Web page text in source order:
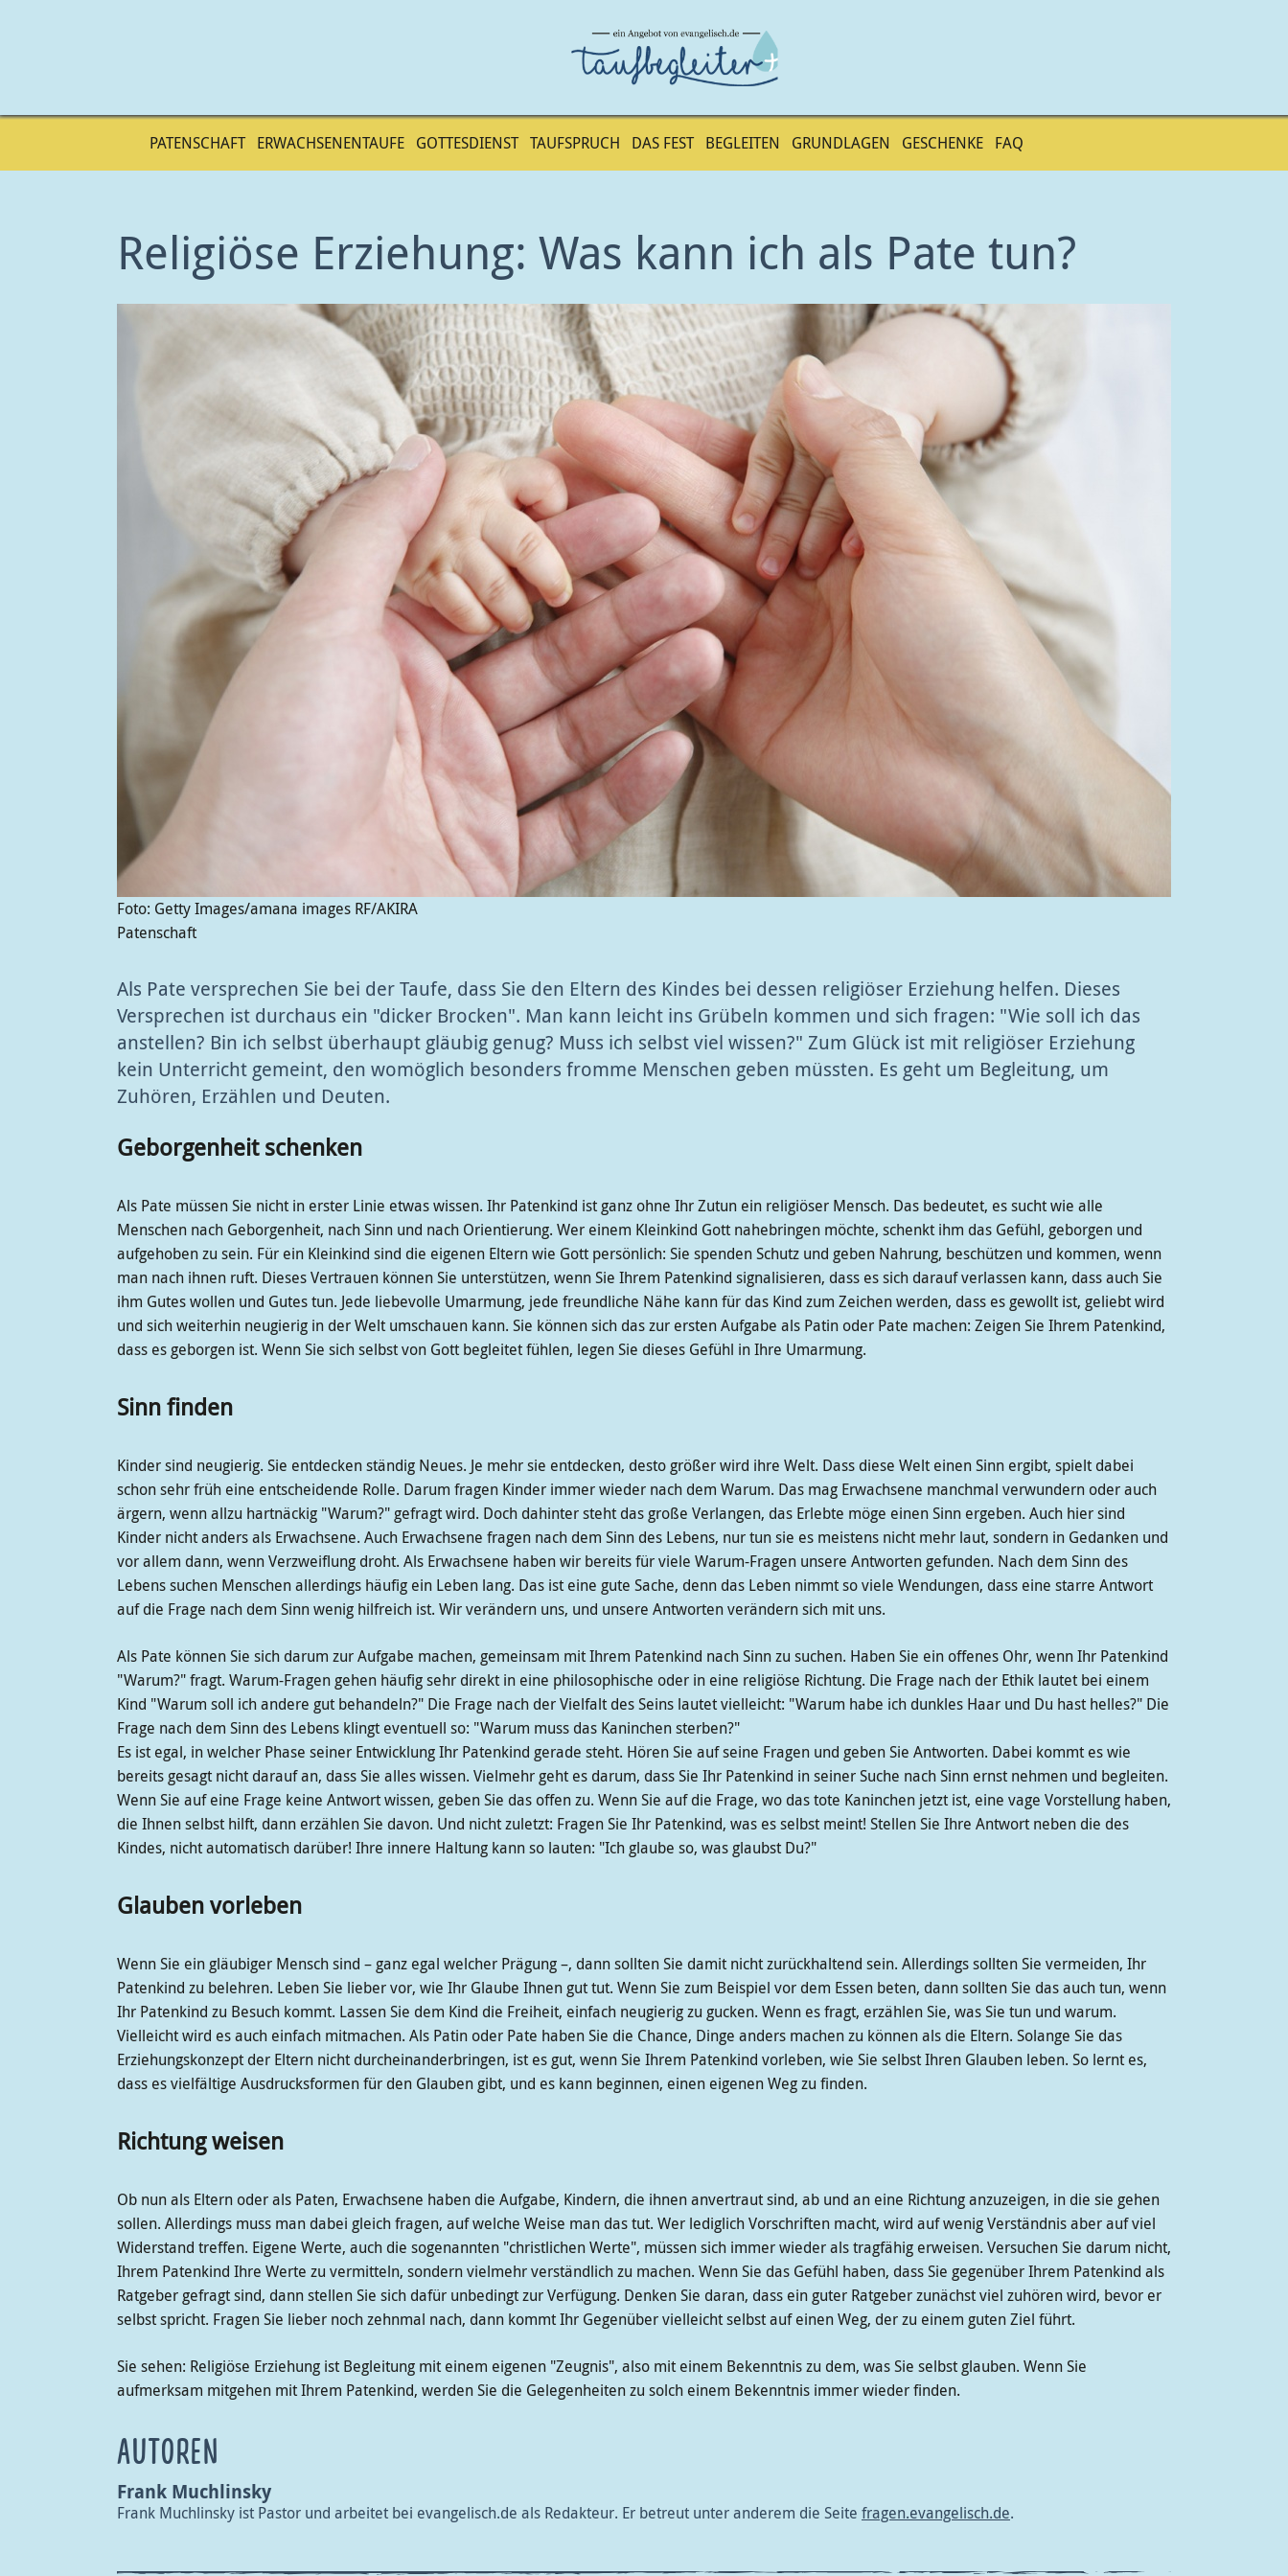
PATENSCHAFT ERWACHSENENTAUFE GOTTESDIENST TAUFSPRUCH DAS FEST BEGLEITEN GRUNDLAGEN GESCHENKE FAQ
Religiöse Erziehung: Was kann ich als Pate tun?
Foto: Getty Images/amana images RF/AKIRA
Patenschaft
Als Pate versprechen Sie bei der Taufe, dass Sie den Eltern des Kindes bei dessen religiöser Erziehung helfen. Dieses
Versprechen ist durchaus ein "dicker Brocken". Man kann leicht ins Grübeln kommen und sich fragen: "Wie soll ich das
anstellen? Bin ich selbst überhaupt gläubig genug? Muss ich selbst viel wissen?" Zum Glück ist mit religiöser Erziehung
kein Unterricht gemeint, den womöglich besonders fromme Menschen geben müssten. Es geht um Begleitung, um
Zuhören, Erzählen und Deuten.
Geborgenheit schenken
Als Pate müssen Sie nicht in erster Linie etwas wissen. Ihr Patenkind ist ganz ohne Ihr Zutun ein religiöser Mensch. Das bedeutet, es sucht wie alle
Menschen nach Geborgenheit, nach Sinn und nach Orientierung. Wer einem Kleinkind Gott nahebringen möchte, schenkt ihm das Gefühl, geborgen und
aufgehoben zu sein. Für ein Kleinkind sind die eigenen Eltern wie Gott persönlich: Sie spenden Schutz und geben Nahrung, beschützen und kommen, wenn
man nach ihnen ruft. Dieses Vertrauen können Sie unterstützen, wenn Sie Ihrem Patenkind signalisieren, dass es sich darauf verlassen kann, dass auch Sie
ihm Gutes wollen und Gutes tun. Jede liebevolle Umarmung, jede freundliche Nähe kann für das Kind zum Zeichen werden, dass es gewollt ist, geliebt wird
und sich weiterhin neugierig in der Welt umschauen kann. Sie können sich das zur ersten Aufgabe als Patin oder Pate machen: Zeigen Sie Ihrem Patenkind,
dass es geborgen ist. Wenn Sie sich selbst von Gott begleitet fühlen, legen Sie dieses Gefühl in Ihre Umarmung.
Sinn finden
Kinder sind neugierig. Sie entdecken ständig Neues. Je mehr sie entdecken, desto größer wird ihre Welt. Dass diese Welt einen Sinn ergibt, spielt dabei
schon sehr früh eine entscheidende Rolle. Darum fragen Kinder immer wieder nach dem Warum. Das mag Erwachsene manchmal verwundern oder auch
ärgern, wenn allzu hartnäckig "Warum?" gefragt wird. Doch dahinter steht das große Verlangen, das Erlebte möge einen Sinn ergeben. Auch hier sind
Kinder nicht anders als Erwachsene. Auch Erwachsene fragen nach dem Sinn des Lebens, nur tun sie es meistens nicht mehr laut, sondern in Gedanken und
vor allem dann, wenn Verzweiflung droht. Als Erwachsene haben wir bereits für viele Warum-Fragen unsere Antworten gefunden. Nach dem Sinn des
Lebens suchen Menschen allerdings häufig ein Leben lang. Das ist eine gute Sache, denn das Leben nimmt so viele Wendungen, dass eine starre Antwort
auf die Frage nach dem Sinn wenig hilfreich ist. Wir verändern uns, und unsere Antworten verändern sich mit uns.
Als Pate können Sie sich darum zur Aufgabe machen, gemeinsam mit Ihrem Patenkind nach Sinn zu suchen. Haben Sie ein offenes Ohr, wenn Ihr Patenkind
"Warum?" fragt. Warum-Fragen gehen häufig sehr direkt in eine philosophische oder in eine religiöse Richtung. Die Frage nach der Ethik lautet bei einem
Kind "Warum soll ich andere gut behandeln?" Die Frage nach der Vielfalt des Seins lautet vielleicht: "Warum habe ich dunkles Haar und Du hast helles?" Die
Frage nach dem Sinn des Lebens klingt eventuell so: "Warum muss das Kaninchen sterben?"
Es ist egal, in welcher Phase seiner Entwicklung Ihr Patenkind gerade steht. Hören Sie auf seine Fragen und geben Sie Antworten. Dabei kommt es wie
bereits gesagt nicht darauf an, dass Sie alles wissen. Vielmehr geht es darum, dass Sie Ihr Patenkind in seiner Suche nach Sinn ernst nehmen und begleiten.
Wenn Sie auf eine Frage keine Antwort wissen, geben Sie das offen zu. Wenn Sie auf die Frage, wo das tote Kaninchen jetzt ist, eine vage Vorstellung haben,
die Ihnen selbst hilft, dann erzählen Sie davon. Und nicht zuletzt: Fragen Sie Ihr Patenkind, was es selbst meint! Stellen Sie Ihre Antwort neben die des
Kindes, nicht automatisch darüber! Ihre innere Haltung kann so lauten: "Ich glaube so, was glaubst Du?"
Glauben vorleben
Wenn Sie ein gläubiger Mensch sind – ganz egal welcher Prägung –, dann sollten Sie damit nicht zurückhaltend sein. Allerdings sollten Sie vermeiden, Ihr
Patenkind zu belehren. Leben Sie lieber vor, wie Ihr Glaube Ihnen gut tut. Wenn Sie zum Beispiel vor dem Essen beten, dann sollten Sie das auch tun, wenn
Ihr Patenkind zu Besuch kommt. Lassen Sie dem Kind die Freiheit, einfach neugierig zu gucken. Wenn es fragt, erzählen Sie, was Sie tun und warum.
Vielleicht wird es auch einfach mitmachen. Als Patin oder Pate haben Sie die Chance, Dinge anders machen zu können als die Eltern. Solange Sie das
Erziehungskonzept der Eltern nicht durcheinanderbringen, ist es gut, wenn Sie Ihrem Patenkind vorleben, wie Sie selbst Ihren Glauben leben. So lernt es,
dass es vielfältige Ausdrucksformen für den Glauben gibt, und es kann beginnen, einen eigenen Weg zu finden.
Richtung weisen
Ob nun als Eltern oder als Paten, Erwachsene haben die Aufgabe, Kindern, die ihnen anvertraut sind, ab und an eine Richtung anzuzeigen, in die sie gehen
sollen. Allerdings muss man dabei gleich fragen, auf welche Weise man das tut. Wer lediglich Vorschriften macht, wird auf wenig Verständnis aber auf viel
Widerstand treffen. Eigene Werte, auch die sogenannten "christlichen Werte", müssen sich immer wieder als tragfähig erweisen. Versuchen Sie darum nicht,
Ihrem Patenkind Ihre Werte zu vermitteln, sondern vielmehr verständlich zu machen. Wenn Sie das Gefühl haben, dass Sie gegenüber Ihrem Patenkind als
Ratgeber gefragt sind, dann stellen Sie sich dafür unbedingt zur Verfügung. Denken Sie daran, dass ein guter Ratgeber zunächst viel zuhören wird, bevor er
selbst spricht. Fragen Sie lieber noch zehnmal nach, dann kommt Ihr Gegenüber vielleicht selbst auf einen Weg, der zu einem guten Ziel führt.
Sie sehen: Religiöse Erziehung ist Begleitung mit einem eigenen "Zeugnis", also mit einem Bekenntnis zu dem, was Sie selbst glauben. Wenn Sie
aufmerksam mitgehen mit Ihrem Patenkind, werden Sie die Gelegenheiten zu solch einem Bekenntnis immer wieder finden.
AUTOREN
Frank Muchlinsky
Frank Muchlinsky ist Pastor und arbeitet bei evangelisch.de als Redakteur. Er betreut unter anderem die Seite fragen.evangelisch.de.